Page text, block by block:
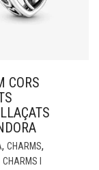
CORS
, CHARMS,
CHARMS I